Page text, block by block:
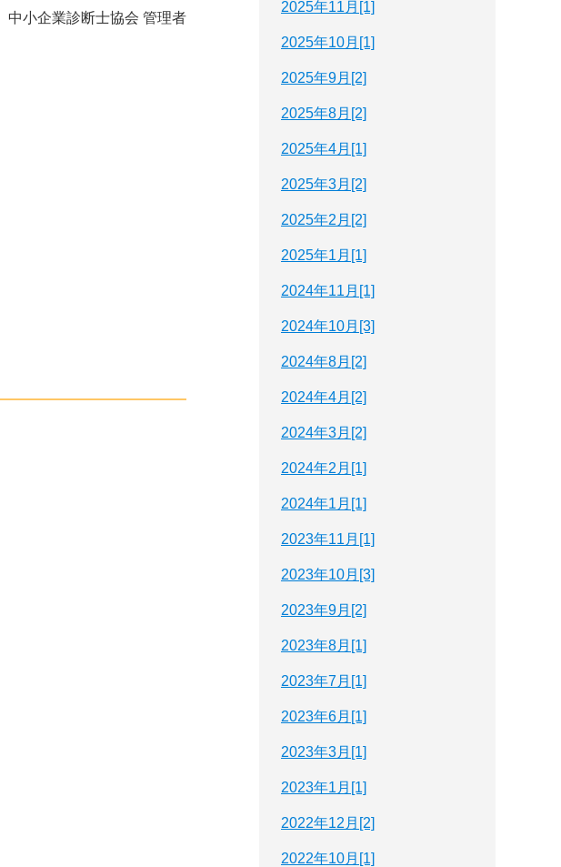
中小企業診断士協会 管理者
2025年11月[1]
2025年10月[1]
2025年9月[2]
2025年8月[2]
2025年4月[1]
2025年3月[2]
2025年2月[2]
2025年1月[1]
2024年11月[1]
2024年10月[3]
2024年8月[2]
2024年4月[2]
2024年3月[2]
2024年2月[1]
2024年1月[1]
2023年11月[1]
2023年10月[3]
2023年9月[2]
2023年8月[1]
2023年7月[1]
2023年6月[1]
2023年3月[1]
2023年1月[1]
2022年12月[2]
2022年10月[1]